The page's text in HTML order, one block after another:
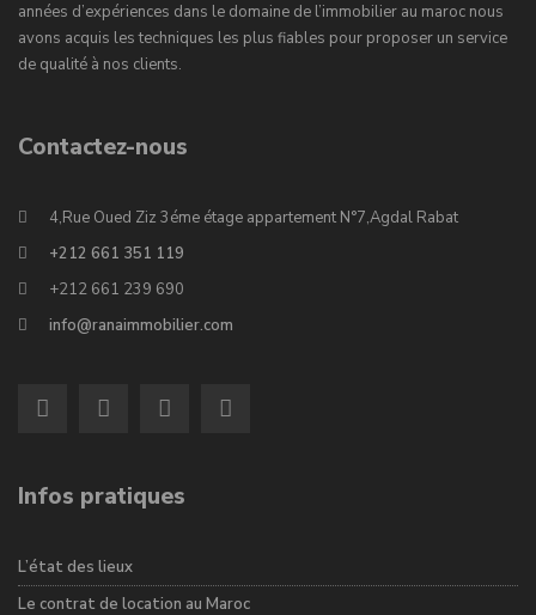
années d’expériences dans le domaine de l’immobilier au maroc nous
avons acquis les techniques les plus fiables pour proposer un service
de qualité à nos clients.
Contactez-nous
4,Rue Oued Ziz 3éme étage appartement N°7,Agdal Rabat
+212 661 351 119
+212 661 239 690
info@ranaimmobilier.com
Infos pratiques
L’état des lieux
Le contrat de location au Maroc